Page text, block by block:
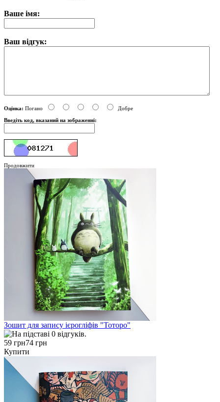
Ваше імя:
Ваш відгук:
Оцінка: Погано
Добре
Введіть код, вказаний на зображенні:
Продовжити
Зошит для запису ієрогліфів "Тоторо"
59 грн74 грн
Купити